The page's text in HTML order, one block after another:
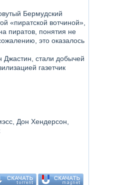
Бермудский
«пиратской вотчиной»,
пиратов, понятия не
это оказалось
Джастин, стали добычей
газетчик
Дон Хендерсон,